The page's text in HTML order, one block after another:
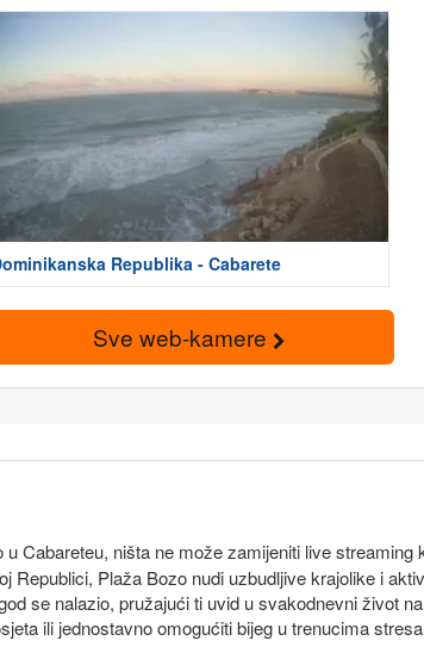
Republika - Cabarete
Sve web-kamere
Cabareteu, ništa ne može zamijeniti live streaming
Republici, Plaža Bozo nudi uzbudljive krajolike i
se nalazio, pružajući ti uvid u svakodnevni život
ili jednostavno omogućiti bijeg u trenucima